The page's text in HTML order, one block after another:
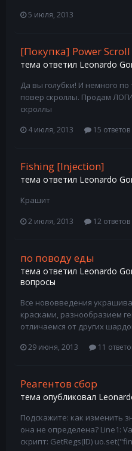
5 июля, 2013
[Покупка] Power Scroll
тема ответил Leonardo
Да вы голубки! И немного
повер скроллы. Продам
скроллы
4 июля, 2013 15 ответов
Fishing [Injection]
тема ответил Leonardo
Крашит
2 июля, 2013 12 ответов
по поводу еды
тема ответил Leonardo
вопросы
Все нововведения
красками, разнообразием
отличаемся от других
29 июня, 2013 11
Реагентов сбор
тема опубликовал
Подскажите: как изменить
она не определена? Line1:
скрипт: GetRegs(ID)